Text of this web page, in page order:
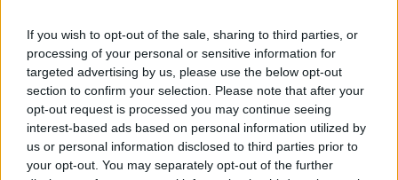
If you wish to opt-out of the sale, sharing to third parties, or
processing of your personal or sensitive information for
targeted advertising by us, please use the below opt-out
section to confirm your selection. Please note that after your
opt-out request is processed you may continue seeing
interest-based ads based on personal information utilized by
us or personal information disclosed to third parties prior to
your opt-out. You may separately opt-out of the further
AUTORE
Redazione di style24